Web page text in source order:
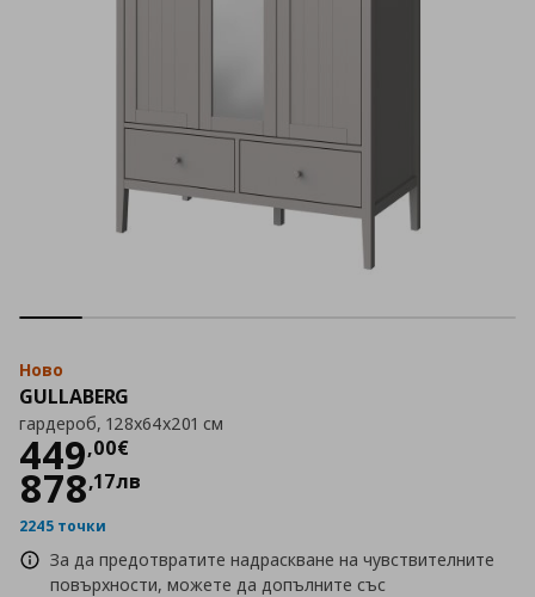
Ново
GULLABERG
гардероб, 128x64x201 см
449,00€
Цена449,00 €
878,17лв
2245 точки
За да предотвратите надраскване на чувствителните
повърхности, можете да допълните със